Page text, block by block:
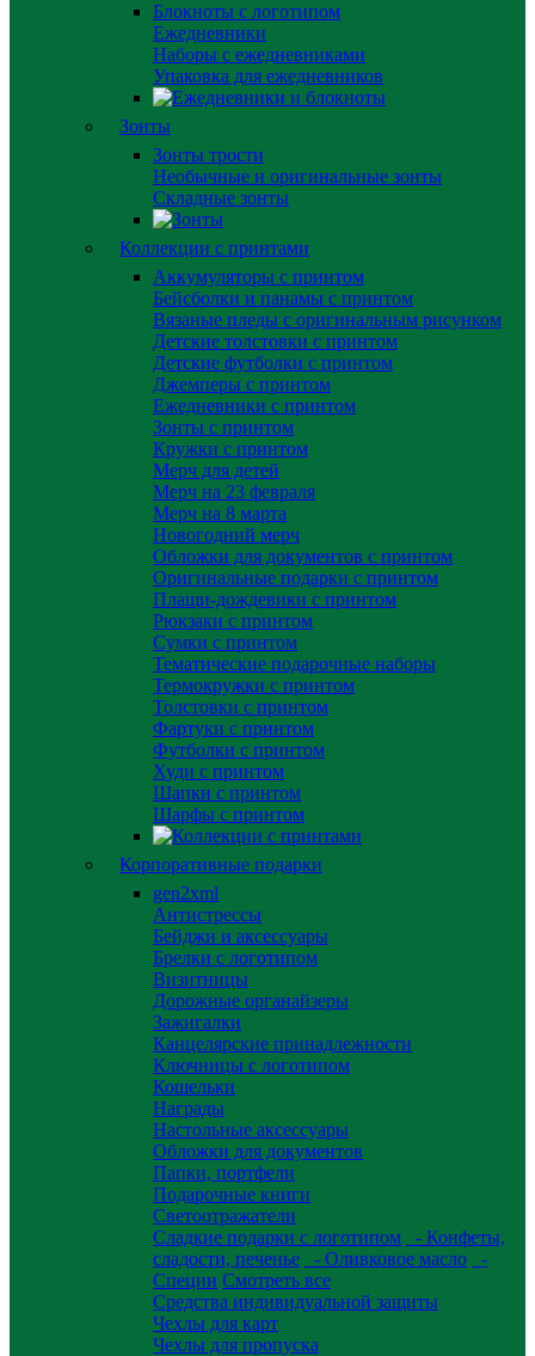
Блокноты с логотипом
Ежедневники
Наборы с ежедневниками
Упаковка для ежедневников
Зонты
Зонты трости
Необычные и оригинальные зонты
Складные зонты
Коллекции с принтами
Аккумуляторы с принтом
Бейсболки и панамы с принтом
Вязаные пледы с оригинальным рисунком
Детские толстовки с принтом
Детские футболки с принтом
Джемперы с принтом
Ежедневники с принтом
Зонты с принтом
Кружки с принтом
Мерч для детей
Мерч на 23 февраля
Мерч на 8 марта
Новогодний мерч
Обложки для документов с принтом
Оригинальные подарки с принтом
Плащи-дождевики с принтом
Рюкзаки с принтом
Сумки с принтом
Тематические подарочные наборы
Термокружки с принтом
Толстовки с принтом
Фартуки с принтом
Футболки с принтом
Худи с принтом
Шапки с принтом
Шарфы с принтом
Корпоративные подарки
gen2xml
Антистрессы
Бейджи и аксессуары
Брелки с логотипом
Визитницы
Дорожные органайзеры
Зажигалки
Канцелярские принадлежности
Ключницы с логотипом
Кошельки
Награды
Настольные аксессуары
Обложки для документов
Папки, портфели
Подарочные книги
Светоотражатели
Сладкие подарки с логотипом
- Конфеты,
сладости, печенье
- Оливковое масло
-
Специи Смотреть все
Средства индивидуальной защиты
Чехлы для карт
Чехлы для пропуска